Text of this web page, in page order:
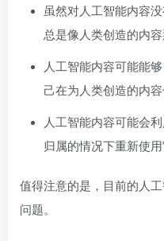
虽然对人工智能内容
总是像人类创造的内容
人工智能内容可能能
己在为人类创造的内容
人工智能内容可能会
归属的情况下重新使用
值得注意的是，目前的人
问题。